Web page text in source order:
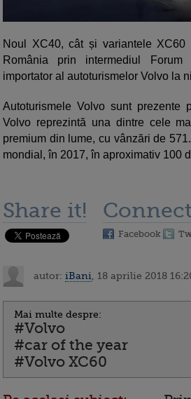
Noul XC40, cât și variantele
România prin intermediul Forum
importator al autoturismelor Volvo la
Autoturismele Volvo sunt prezente
Volvo reprezintă una dintre cele
premium din lume, cu vânzări de
mondial, în 2017, în aproximativ 100
Share it! Connect
Facebook
autor: iBani , 18 aprilie 2018
Mai multe despre:
#Volvo
#car of the year
#Volvo XC60